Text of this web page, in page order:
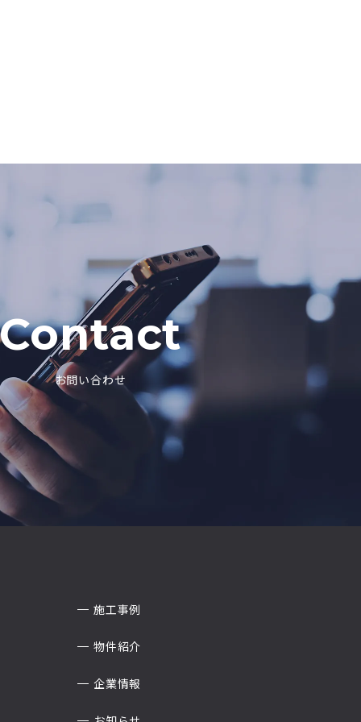
お問い合わせ
施工事例
物件紹介
企業情報